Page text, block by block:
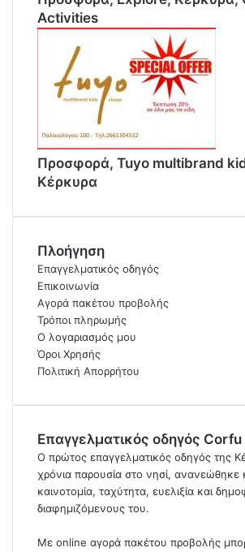
Activities
Προσφορά, Tuyo multibrand
Κέρκυρα
Πλοήγηση
Επαγγελματικός οδηγός
Επικοινωνία
Αγορά πακέτου προβολής
Τρόποι πληρωμής
Ο λογαριασμός μου
Όροι Χρησής
Πολιτική Απορρήτου
Επαγγελματικός οδηγός Corfu
Ο πρώτος επαγγελματικός οδηγός της
χρόνια παρουσία στο νησί, ανανεώθηκε
καινοτομία, ταχύτητα, ευελιξία και
διαφημιζόμενους του.
Με online αγορά πακέτου προβολής